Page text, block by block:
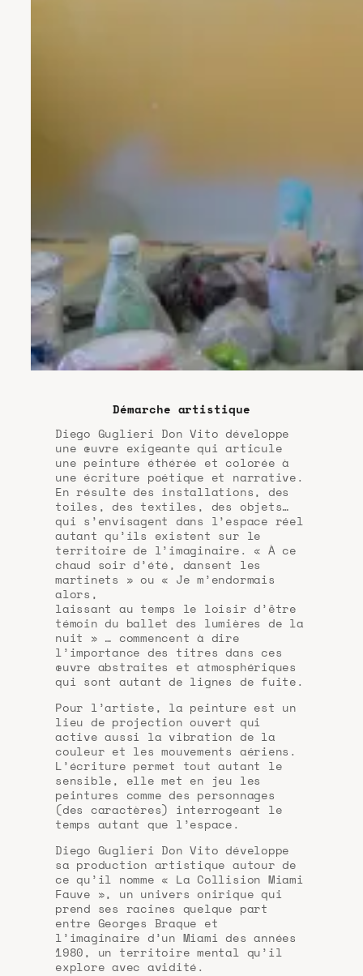
Démarche artistique
Diego Guglieri Don Vito développe
une œuvre exigeante qui articule
une peinture éthérée et colorée à
une écriture poétique et narrative.
En résulte des installations, des
toiles, des textiles, des objets…
qui s’envisagent dans l’espace réel
autant qu’ils existent sur le
territoire de l’imaginaire. « À ce
chaud soir d’été, dansent les
martinets » ou « Je m’endormais
alors,
laissant au temps le loisir d’être
témoin du ballet des lumières de la
nuit » … commencent à dire
l’importance des titres dans ces
œuvre abstraites et atmosphériques
qui sont autant de lignes de fuite.
Pour l’artiste, la peinture est un
lieu de projection ouvert qui
active aussi la vibration de la
couleur et les mouvements aériens.
L’écriture permet tout autant le
sensible, elle met en jeu les
peintures comme des personnages
(des caractères) interrogeant le
temps autant que l’espace.
Diego Guglieri Don Vito développe
sa production artistique autour de
ce qu’il nomme « La Collision Miami
Fauve », un univers onirique qui
prend ses racines quelque part
entre Georges Braque et
l’imaginaire d’un Miami des années
1980, un territoire mental qu’il
explore avec avidité.